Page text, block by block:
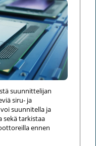
suunnittelijan
siru- ja
suunnitella ja
sekä tarkistaa
ennen